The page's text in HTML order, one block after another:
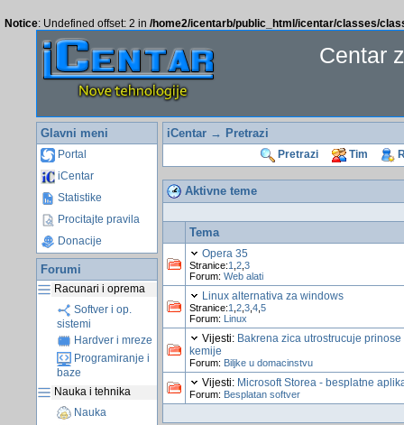
Notice: Undefined offset: 2 in /home2/icentarb/public_html/icentar/classes/
Centar
Glavni meni
Portal
iCentar
Statistike
Procitajte pravila
Donacije
Forumi
Racunari i oprema
Softver i op.
sistemi
Hardver i mreze
Programiranje i
baze
Nauka i tehnika
Nauka
iCentar→ Pretrazi
Pretrazi Tim
Aktivne teme
Tema
Opera 35
Stranice:1 2, 3
Forum: Web alati
Linux alternativa za windows
Stranice:1 2, 3, 4, 5
Forum: Linux
Vijesti: Bakrena zica utrostrucuje prinose
kemije
Forum: Biljke u domacinstvu
Vijesti: Microsoft Storea - besplatne
Forum: Besplatan softver